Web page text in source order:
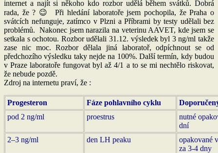
internet a najít si někoho kdo rozbor udělá během svátků. Dobrá
rada, že ? 😉 Při hledání laboratoře jsem pochopila, že Praha o
svátcích nefunguje, zatímco v Plzni a Příbrami by testy udělali bez
problémů. Nakonec jsem narazila na veterinu AAVET, kde jsem se
setkala s ochotou. Rozbor udělali 31.12. výsledek byl 3 ng/ml takže
zase nic moc. Rozbor dělala jiná laboratoř, odpíchnout se od
předchozího výsledku taky nejde na 100%. Další termín, kdy budou
v Praze laboratoře fungovat byl až 4/1 a to se mi nechtělo riskovat,
že nebude pozdě.
Zdroj na internetu praví, že :
Progesteron Fáze pohlavního cyklu
pod 2 ng/ml
proestrus
nutné
dní
2–3 ng/ml
den LH peaku
opakované
za 3-4 dny